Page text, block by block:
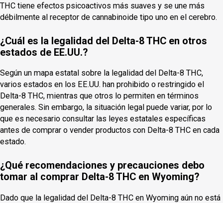
THC tiene efectos psicoactivos más suaves y se une más
débilmente al receptor de cannabinoide tipo uno en el cerebro.
¿Cuál es la legalidad del Delta-8 THC en otros
estados de EE.UU.?
Según un mapa estatal sobre la legalidad del Delta-8 THC,
varios estados en los EE.UU. han prohibido o restringido el
Delta-8 THC, mientras que otros lo permiten en términos
generales. Sin embargo, la situación legal puede variar, por lo
que es necesario consultar las leyes estatales específicas
antes de comprar o vender productos con Delta-8 THC en cada
estado.
¿Qué recomendaciones y precauciones debo
tomar al comprar Delta-8 THC en Wyoming?
Dado que la legalidad del Delta-8 THC en Wyoming aún no está